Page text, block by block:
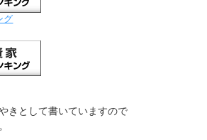
グ
きとして書いていますので